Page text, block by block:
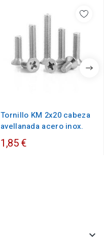
Tornillo KM 2x20 cabeza
avellanada acero inox.
1,85 €
